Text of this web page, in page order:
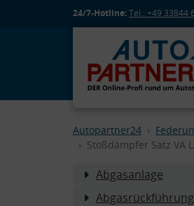
24/7-Hotline:Tel.: +49 33844
Autopartner24
Stoßdämpfer Satz VA
Abgasanlage
Abgasrückführung